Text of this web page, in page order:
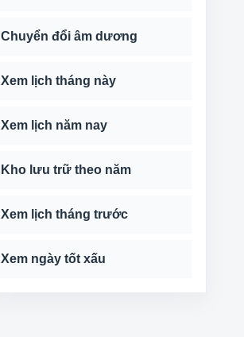
Chuyển đổi âm dương
Xem lịch tháng này
Xem lịch năm nay
Kho lưu trữ theo năm
Xem lịch tháng trước
Xem ngày tốt xấu